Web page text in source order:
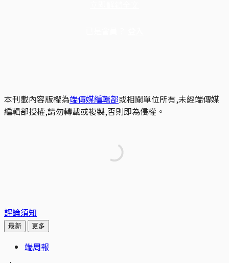
本刊載內容版權為端傳媒編輯部或相關單位所有,未經端傳媒
編輯部授權,請勿轉載或複製,否則即為侵權。
評論須知
最新 更多
端周報